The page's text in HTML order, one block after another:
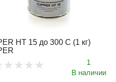
HT 15 до 300 С (1 кг)
1
В наличии